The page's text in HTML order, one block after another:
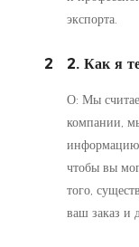
экспорта.
2 2. Как я
О: Мы
компании,
информацию
чтобы вы
того,
ваш заказ и